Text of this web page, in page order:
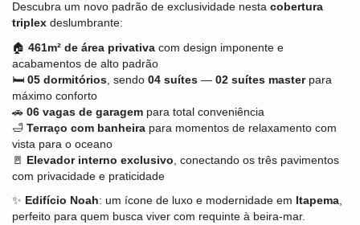
Descubra um novo padrão de exclusividade nesta cobertura
triplex deslumbrante:
🏠 461m² de área privativa com design imponente e
acabamentos de alto padrão
🛏️ 05 dormitórios , sendo 04 suítes — 02 suítes masterpara
máximo conforto
🚗 06 vagas de garagem para total conveniência
🛁 Terraço com banheira para momentos de relaxamento com
vista para o oceano
🚪 Elevador interno exclusivo , conectando os três pavimentos
com privacidade e praticidade
✨ Edifício Noah: um ícone de luxo e modernidade em Itapema
perfeito para quem busca viver com requinte à beira-mar.